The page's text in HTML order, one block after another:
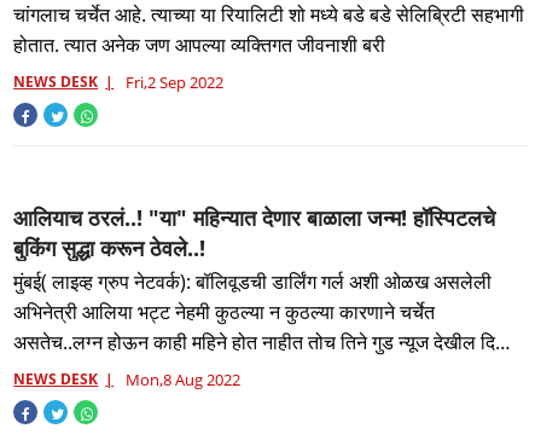
चांगलाच चर्चेत आहे. त्याच्या या रियालिटी शो मध्ये बडे बडे सेलिब्रिटी सहभागी
होतात. त्यात अनेक जण आपल्या व्यक्तिगत जीवनाशी बरी
NEWS DESK Fri,2 Sep 2022
आलियाच ठरलं..! "या" महिन्यात देणार बाळाला जन्म! हॉस्पिटलचे
बुकिंग सुद्धा करून ठेवले..!
मुंबई( लाइव्ह ग्रुप नेटवर्क): बॉलिवूडची डार्लिंग गर्ल अशी ओळख असलेली
अभिनेत्री आलिया भट्ट नेहमी कुठल्या न कुठल्या कारणाने चर्चेत
असतेच..लग्न होऊन काही महिने होत नाहीत तोच तिने गुड न्यूज देखील दिली
आह
NEWS DESK Mon,8 Aug 2022